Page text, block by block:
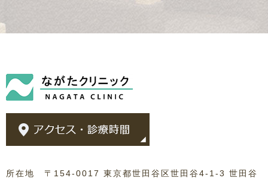
所在地 〒154-0017 東京都世田谷区世田谷4-1-3 世田谷